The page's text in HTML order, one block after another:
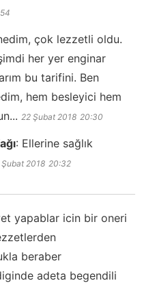
çok lezzetli oldu.
her yer enginar
bu tarifini. Ben
hem besleyici hem
22 Şubat 2018 20:30
: Ellerine sağlık
Şubat 2018 20:32
yapablar icin bir oneri
beraber
adeta begendili